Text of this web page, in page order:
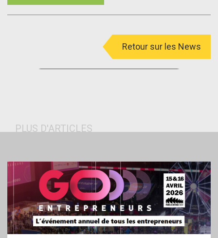
Retour sur les News
PLUS D'ARTICLES